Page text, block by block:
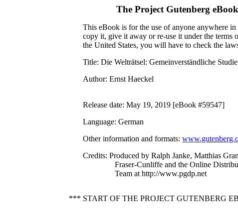
The Project Gutenberg
This eBook is for the use of anyone anywhere
copy it, give it away or re-use it under the
the United States, you will have to check the
Title: Die Welträtsel: Gemeinverständliche
Author: Ernst Haeckel
Release date: May 19, 2019 [eBook #59547]
Language: German
Other information and formats:
Credits: Produced by Ralph Janke, Matthias
Fraser-Cunliffe and the Online
Team at http://www.pgdp.net
*** START OF THE PROJECT GUTENBERG